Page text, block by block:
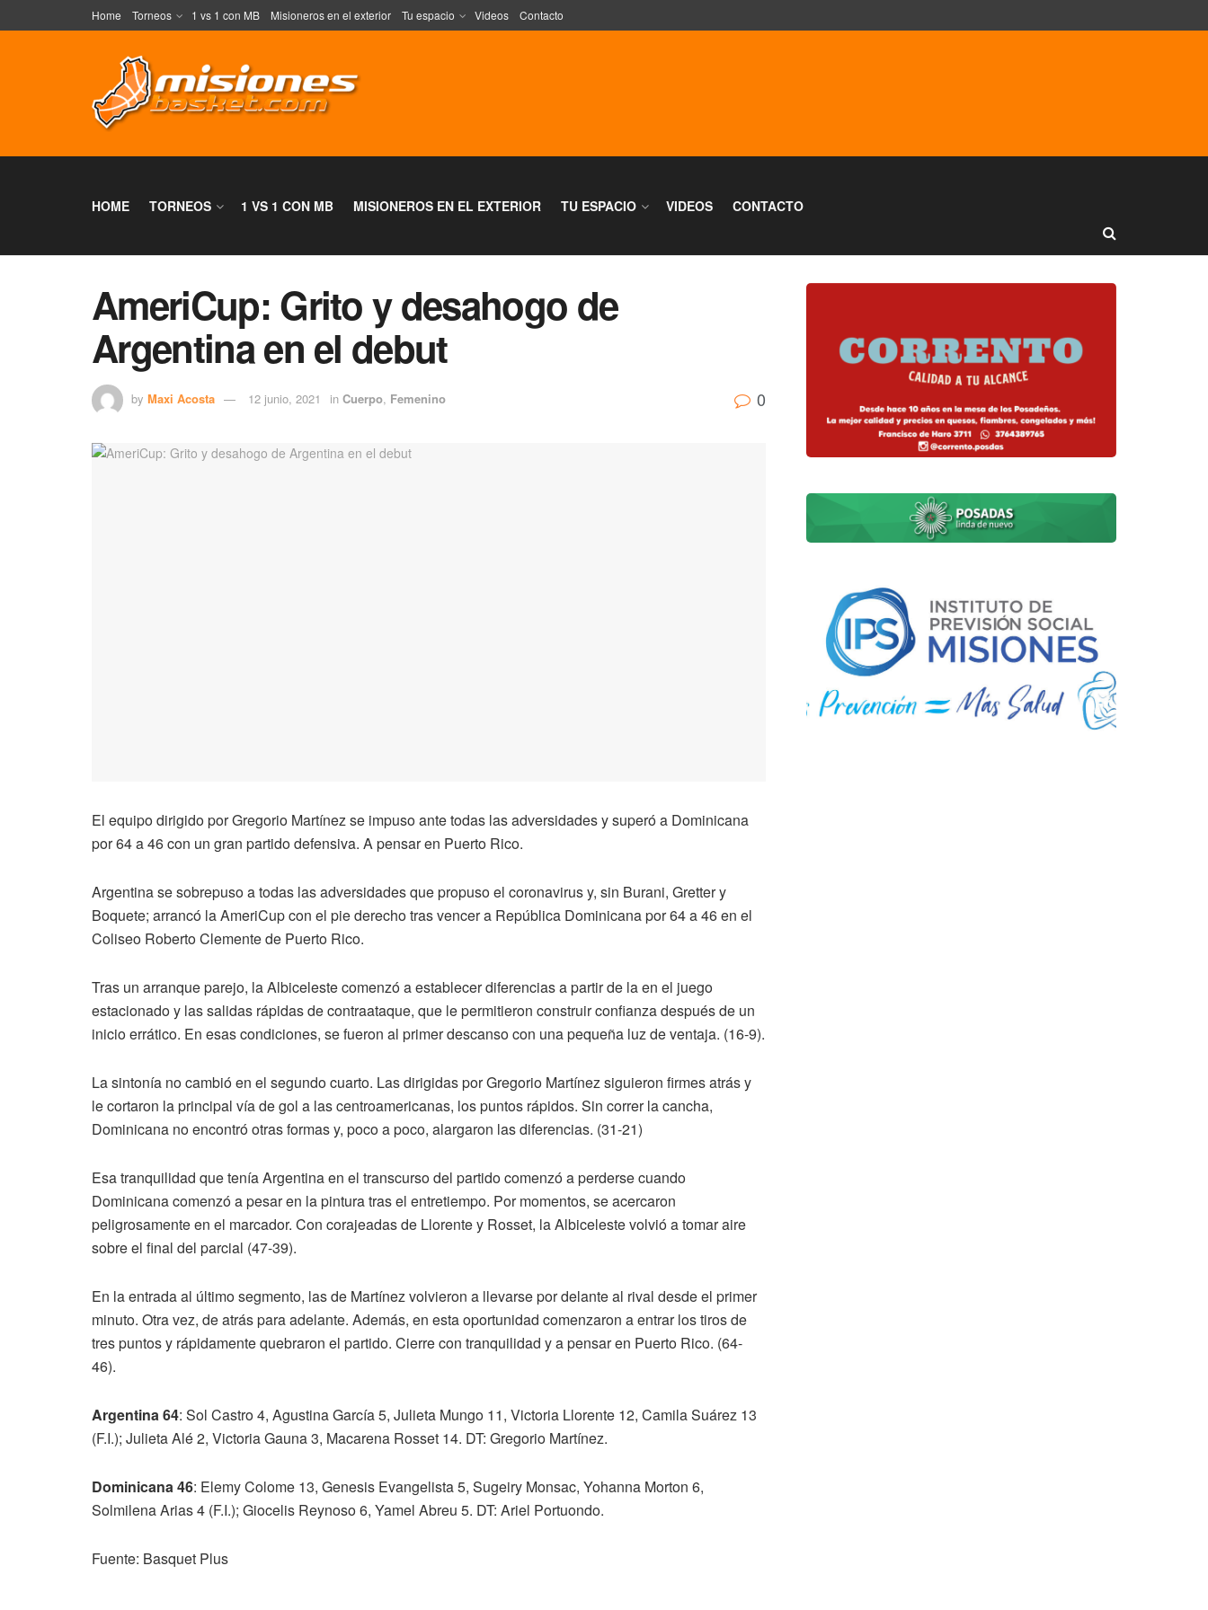
Home Torneos 1 vs 1 con MB Misioneros en el exterior Tu espacio Videos Contacto
HOME TORNEOS 1 VS 1 CON MB MISIONEROS EN EL EXTERIOR TU ESPACIO VIDEOS CONTACTO
AmeriCup: Grito y desahogo de
Argentina en el debut
by Maxi Acosta 12 junio, 2021 in Cuerpo, Femenino 0
El equipo dirigido por Gregorio Martínez se impuso ante todas las adversidades y superó a Dominicana
por 64 a 46 con un gran partido defensiva. A pensar en Puerto Rico.
Argentina se sobrepuso a todas las adversidades que propuso el coronavirus y, sin Burani, Gretter y
Boquete; arrancó la AmeriCup con el pie derecho tras vencer a República Dominicana por 64 a 46 en el
Coliseo Roberto Clemente de Puerto Rico.
Tras un arranque parejo, la Albiceleste comenzó a establecer diferencias a partir de la en el juego
estacionado y las salidas rápidas de contraataque, que le permitieron construir confianza después de un
inicio errático. En esas condiciones, se fueron al primer descanso con una pequeña luz de ventaja. (16-9).
La sintonía no cambió en el segundo cuarto. Las dirigidas por Gregorio Martínez siguieron firmes atrás y
le cortaron la principal vía de gol a las centroamericanas, los puntos rápidos. Sin correr la cancha,
Dominicana no encontró otras formas y, poco a poco, alargaron las diferencias. (31-21)
Esa tranquilidad que tenía Argentina en el transcurso del partido comenzó a perderse cuando
Dominicana comenzó a pesar en la pintura tras el entretiempo. Por momentos, se acercaron
peligrosamente en el marcador. Con corajeadas de Llorente y Rosset, la Albiceleste volvió a tomar aire
sobre el final del parcial (47-39).
En la entrada al último segmento, las de Martínez volvieron a llevarse por delante al rival desde el primer
minuto. Otra vez, de atrás para adelante. Además, en esta oportunidad comenzaron a entrar los tiros de
tres puntos y rápidamente quebraron el partido. Cierre con tranquilidad y a pensar en Puerto Rico. (64-
46).
Argentina 64: Sol Castro 4, Agustina García 5, Julieta Mungo 11, Victoria Llorente 12, Camila Suárez 13
(F.I.); Julieta Alé 2, Victoria Gauna 3, Macarena Rosset 14. DT: Gregorio Martínez.
Dominicana 46: Elemy Colome 13, Genesis Evangelista 5, Sugeiry Monsac, Yohanna Morton 6,
Solmilena Arias 4 (F.I.); Giocelis Reynoso 6, Yamel Abreu 5. DT: Ariel Portuondo.
Fuente: Basquet Plus